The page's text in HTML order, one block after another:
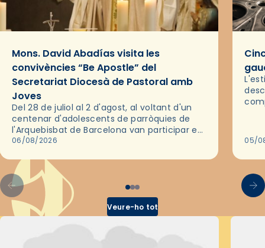
Mons. David Abadías visita les
convivències “Be Apostle” del
Secretariat Diocesà de Pastoral amb
Joves
Del 28 de juliol al 2 d'agost, al voltant d'un
centenar d'adolescents de parròquies de
l'Arquebisbat de Barcelona van participar en
les convivències Be Apostle, organitzades
06/08/2026 05/
Veure-ho tot